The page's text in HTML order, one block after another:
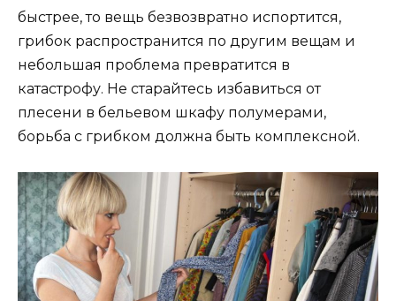
быстрее, то вещь безвозвратно испортится,
грибок распространится по другим вещам и
небольшая проблема превратится в
катастрофу. Не старайтесь избавиться от
плесени в бельевом шкафу полумерами,
борьба с грибком должна быть комплексной.